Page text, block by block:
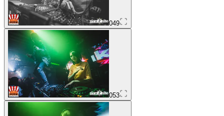
049
053